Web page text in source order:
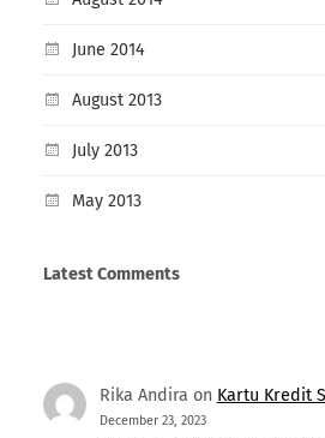
June 2014
August 2013
July 2013
May 2013
Latest Comments
Rika Andira on Kartu Kredit
December 23, 2023